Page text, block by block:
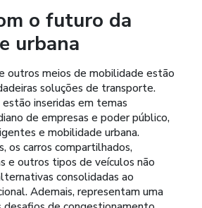
o futuro da
urbana
outros meios de mobilidade estão
soluções de transporte.
inseridas em temas
de empresas e poder público,
e mobilidade urbana.
os carros compartilhados,
e outros tipos de veículos não
consolidadas ao
Ademais, representam uma